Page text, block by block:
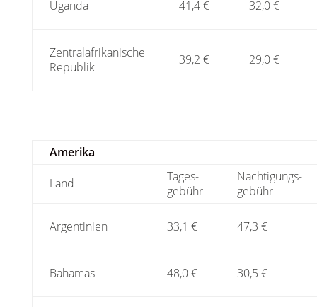
Uganda 41,4 € 32,0 €
Zentralafrikanische
Republik
39,2 € 29,0 €
Amerika
Land
Tages-
gebühr
Nächtigungs-
gebühr
Argentinien 33,1 € 47,3 €
Bahamas 48,0 € 30,5 €